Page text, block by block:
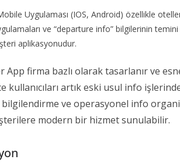
Uygulaması (IOS, Android) özellikle
ve “departure info” bilgilerinin
aplikasyonudur.
App firma bazlı olarak tasarlanır ve
kullanıcıları artık eski usul info
bilgilendirme ve operasyonel info
modern bir hizmet sunulabilir.